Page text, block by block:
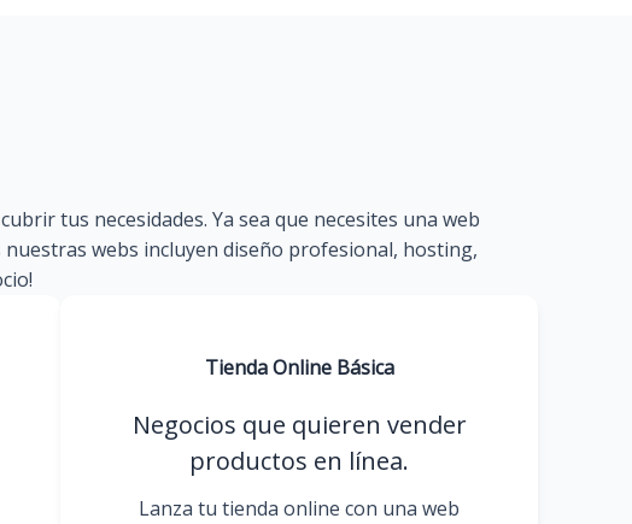
tus necesidades. Ya sea que necesites una web
webs incluyen diseño profesional, hosting,
Tienda Online Básica
Negocios que quieren vender
productos en línea.
Lanza tu tienda online con una web